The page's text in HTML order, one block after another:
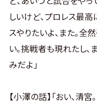
しいけど､プロレス最
スやりたいよ､また｡全
い｡挑戦者も現れたし､
みだよ｣
【小澤の話】｢おい､清